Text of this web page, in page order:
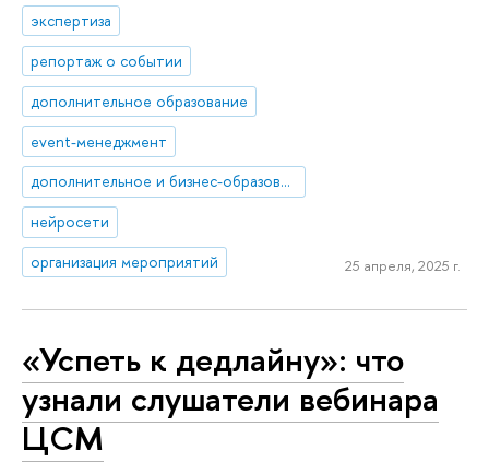
экспертиза
репортаж о событии
дополнительное образование
event-менеджмент
дополнительное и бизнес-образование
нейросети
организация мероприятий
25 апреля, 2025 г.
«Успеть к дедлайну»: что
узнали слушатели вебинара
ЦСМ